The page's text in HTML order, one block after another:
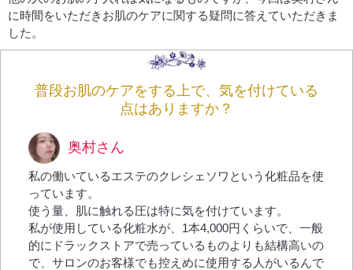
に時間をいただきお肌のケアに関する疑問に答えていただきま
した。
普段お肌のケアをする上で、気を付けている
点はありますか？
奥村さん
私の働いているエステのクレシェソワという化粧品を使
っています。
使う量、肌に触れる圧は特に気を付けています。
私が使用している化粧水が、1本4,000円くらいで、一般
的にドラックストアで売っているものよりも結構高いの
で、サロンのお客様でも控えめに使用する人がいるんで